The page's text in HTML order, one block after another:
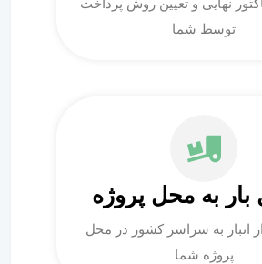
نهایی و تعیین روش پرداخت
توسط شما
بار به محل پروژه
انبار به سراسر کشور در محل
پروژه شما